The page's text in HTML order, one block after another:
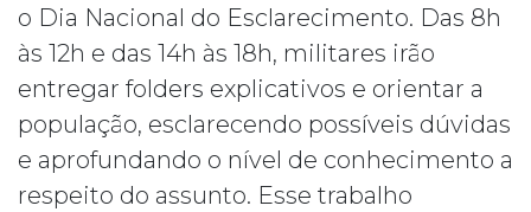
o Dia Nacional do Esclarecimento. Das 8h
às 12h e das 14h às 18h, militares irão
entregar folders explicativos e orientar a
população, esclarecendo possíveis dúvidas
e aprofundando o nível de conhecimento a
respeito do assunto. Esse trabalho